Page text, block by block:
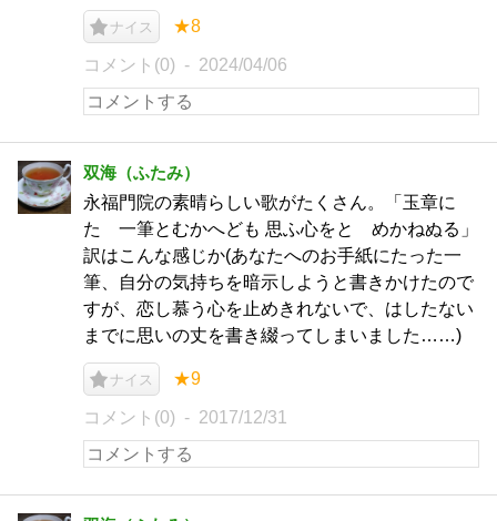
ナイス ★8
コメント(0) 2024/04/06
双海（ふたみ）
永福門院の素晴らしい歌がたくさん。「玉章に
たゞ一筆とむかへども 思ふ心をとゞめかねぬる」
訳はこんな感じか(あなたへのお手紙にたった一
筆、自分の気持ちを暗示しようと書きかけたので
すが、恋し慕う心を止めきれないで、はしたない
までに思いの丈を書き綴ってしまいました……)
ナイス ★9
コメント(0) 2017/12/31